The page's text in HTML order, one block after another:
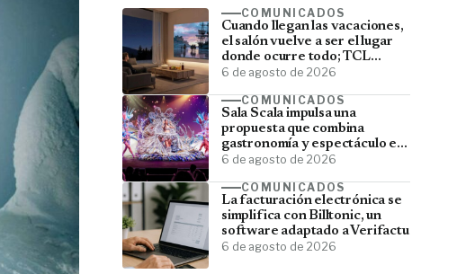
COMUNICADOS
Cuando llegan las vacaciones,
el salón vuelve a ser el lugar
donde ocurre todo; TCL
convierte el televisor en el
6 de agosto de 2026
COMUNICADOS
Sala Scala impulsa una
propuesta que combina
gastronomía y espectáculo en
Gran Canaria
6 de agosto de 2026
COMUNICADOS
La facturación electrónica se
simplifica con Billtonic, un
software adaptado a Verifactu
6 de agosto de 2026